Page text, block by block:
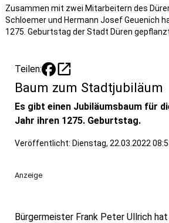
Zusammen mit zwei Mitarbeitern des
Schloemer und Hermann Josef Geuenich
1275. Geburtstag der Stadt Düren
Teilen: open_in_new
Baum zum Stadtjubiläum
Es gibt einen Jubiläumsbaum für
Jahr ihren 1275. Geburtstag.
Veröffentlicht: Dienstag, 22.03.2022
Anzeige
Bürgermeister Frank Peter Ullrich